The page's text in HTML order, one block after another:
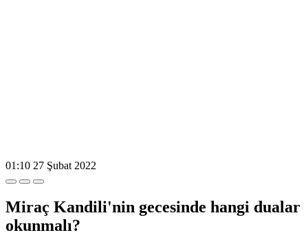
01:10 27 Şubat 2022
Miraç Kandili'nin gecesinde hangi dualar
okunmalı?